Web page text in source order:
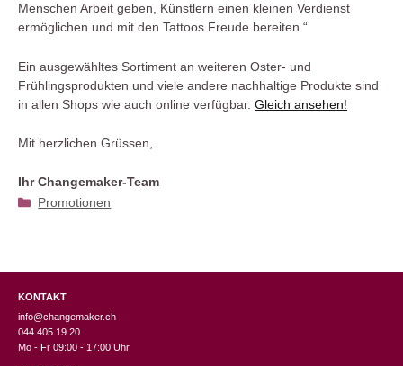
Menschen Arbeit geben, Künstlern einen kleinen Verdienst
ermöglichen und mit den Tattoos Freude bereiten.“
Ein ausgewähltes Sortiment an weiteren Oster- und
Frühlingsprodukten und viele andere nachhaltige Produkte sind
in allen Shops wie auch online verfügbar. Gleich ansehen!
Mit herzlichen Grüssen,
Ihr Changemaker-Team
Kategorien
Promotionen
KONTAKT
info@changemaker.ch
044 405 19 20
Mo - Fr 09:00 - 17:00 Uhr